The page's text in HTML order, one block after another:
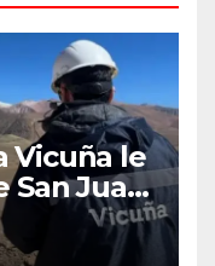
Vicuña le
San Juan
un
y no